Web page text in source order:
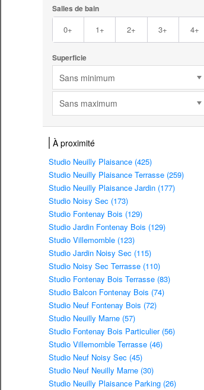
Salles de bain
0+ 1+ 2+ 3+ 4+
Superficie
Sans minimum
Sans maximum
À proximité
Studio Neuilly Plaisance (425)
Studio Neuilly Plaisance Terrasse (259)
Studio Neuilly Plaisance Jardin (177)
Studio Noisy Sec (173)
Studio Fontenay Bois (129)
Studio Jardin Fontenay Bois (129)
Studio Villemomble (123)
Studio Jardin Noisy Sec (115)
Studio Noisy Sec Terrasse (110)
Studio Fontenay Bois Terrasse (83)
Studio Balcon Fontenay Bois (74)
Studio Neuf Fontenay Bois (72)
Studio Neuilly Marne (57)
Studio Fontenay Bois Particulier (56)
Studio Villemomble Terrasse (46)
Studio Neuf Noisy Sec (45)
Studio Neuf Neuilly Marne (30)
Studio Neuilly Plaisance Parking (26)